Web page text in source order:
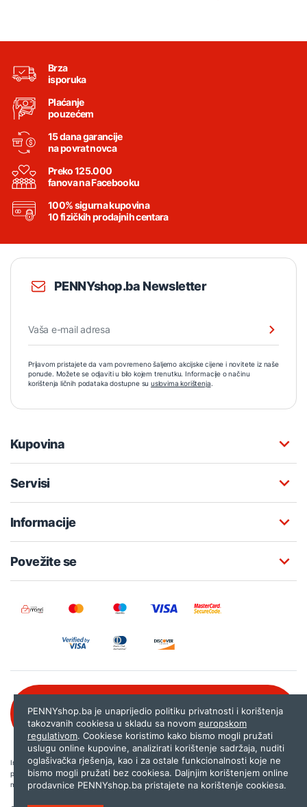
Brza
isporuka
Plaćanje
pouzećem
15 dana garancije
na povrat novca
Preko 125.000
fanova na Facebooku
100% sigurna kupovina
10 fizičkih prodajnih centara
PENNYshop.ba Newsletter
Prijavom pristajete da vam povremeno šaljemo akcijske cijene i novitete iz naše
ponude. Možete se odjaviti u bilo kojem trenutku. Informacije o načinu
korištenja ličnih podataka dostupne su uslovima korištenja.
Kupovina
Servisi
Informacije
Povežite se
080 020 261
Internet trgovina PENNYshop.ba nastoji objavljivati samo provjerene i pravilne
podatke. Ako na našoj stranici otkrijete neistinite, odnosno neadekvatne informacije,
molimo vas da nam to javite nashop@pennyplus.com .
PENNYshop.ba je unaprijedio politiku privatnosti i korištenja
takozvanih cookiesa u skladu sa novom europskom
regulativom. Cookiese koristimo kako bismo mogli pružati
uslugu online kupovine, analizirati korištenje sadržaja, nuditi
oglašivačka rješenja, kao i za ostale funkcionalnosti koje ne
bismo mogli pružati bez cookiesa. Daljnjim korištenjem online
prodavnice PENNYshop.ba pristajete na korištenje cookiesa.